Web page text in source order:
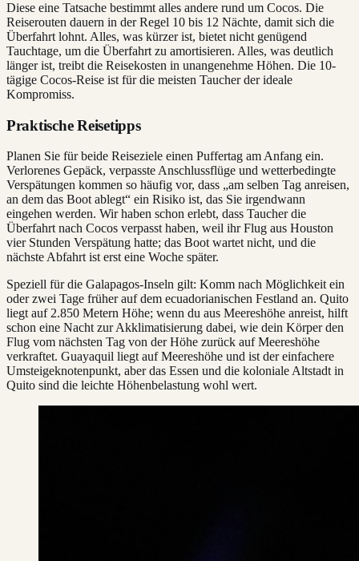
Diese eine Tatsache bestimmt alles andere rund um Cocos. Die
Reiserouten dauern in der Regel 10 bis 12 Nächte, damit sich die
Überfahrt lohnt. Alles, was kürzer ist, bietet nicht genügend
Tauchtage, um die Überfahrt zu amortisieren. Alles, was deutlich
länger ist, treibt die Reisekosten in unangenehme Höhen. Die 10-
tägige Cocos-Reise ist für die meisten Taucher der ideale
Kompromiss.
Praktische Reisetipps
Planen Sie für beide Reiseziele einen Puffertag am Anfang ein.
Verlorenes Gepäck, verpasste Anschlussflüge und wetterbedingte
Verspätungen kommen so häufig vor, dass „am selben Tag anreisen,
an dem das Boot ablegt“ ein Risiko ist, das Sie irgendwann
eingehen werden. Wir haben schon erlebt, dass Taucher die
Überfahrt nach Cocos verpasst haben, weil ihr Flug aus Houston
vier Stunden Verspätung hatte; das Boot wartet nicht, und die
nächste Abfahrt ist erst eine Woche später.
Speziell für die Galapagos-Inseln gilt: Komm nach Möglichkeit ein
oder zwei Tage früher auf dem ecuadorianischen Festland an. Quito
liegt auf 2.850 Metern Höhe; wenn du aus Meereshöhe anreist, hilft
schon eine Nacht zur Akklimatisierung dabei, wie dein Körper den
Flug vom nächsten Tag von der Höhe zurück auf Meereshöhe
verkraftet. Guayaquil liegt auf Meereshöhe und ist der einfachere
Umsteigeknotenpunkt, aber das Essen und die koloniale Altstadt in
Quito sind die leichte Höhenbelastung wohl wert.